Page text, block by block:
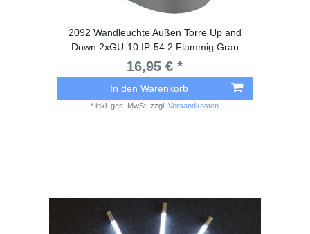
2092 Wandleuchte Außen Torre Up and
Down 2xGU-10 IP-54 2 Flammig Grau
16,95 € *
In den Warenkorb
*inkl. ges. MwSt. zzgl.Versandkosten